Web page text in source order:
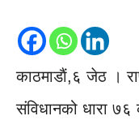
काठमाडाैं,६ जेठ ।
संविधानको धारा ७६